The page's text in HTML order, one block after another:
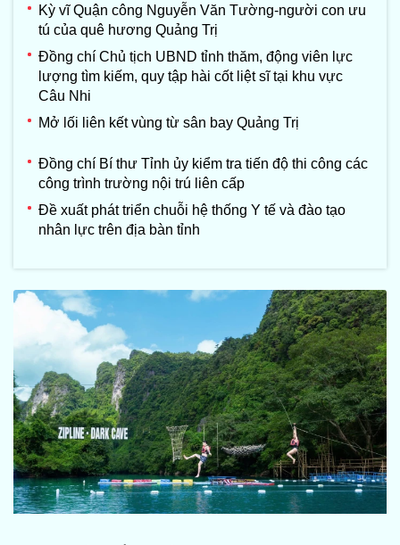
Kỳ vĩ Quận công Nguyễn Văn Tường-người con ưu
tú của quê hương Quảng Trị
Đồng chí Chủ tịch UBND tỉnh thăm, động viên lực
lượng tìm kiếm, quy tập hài cốt liệt sĩ tại khu vực
Câu Nhi
Mở lối liên kết vùng từ sân bay Quảng Trị
Đồng chí Bí thư Tỉnh ủy kiểm tra tiến độ thi công các
công trình trường nội trú liên cấp
Đề xuất phát triển chuỗi hệ thống Y tế và đào tạo
nhân lực trên địa bàn tỉnh